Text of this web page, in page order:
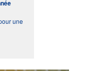
une